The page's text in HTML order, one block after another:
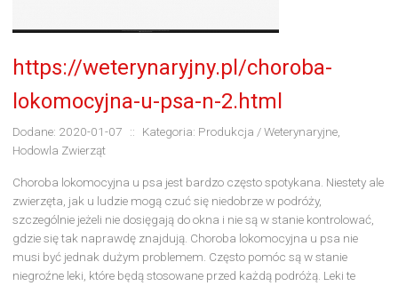
https://weterynaryjny.pl/choroba-
lokomocyjna-u-psa-n-2.html
Dodane: 2020-01-07 ::
Kategoria: Produkcja / Weterynaryjne,
Hodowla Zwierząt
Choroba lokomocyjna u psa jest bardzo często spotykana. Niestety ale
zwierzęta, jak u ludzie mogą czuć się niedobrze w podróży,
szczególnie jeżeli nie dosięgają do okna i nie są w stanie kontrolować,
gdzie się tak naprawdę znajdują. Choroba lokomocyjna u psa nie
musi być jednak dużym problemem. Często pomóc są w stanie
niegroźne leki, które będą stosowane przed każdą podróżą. Leki te